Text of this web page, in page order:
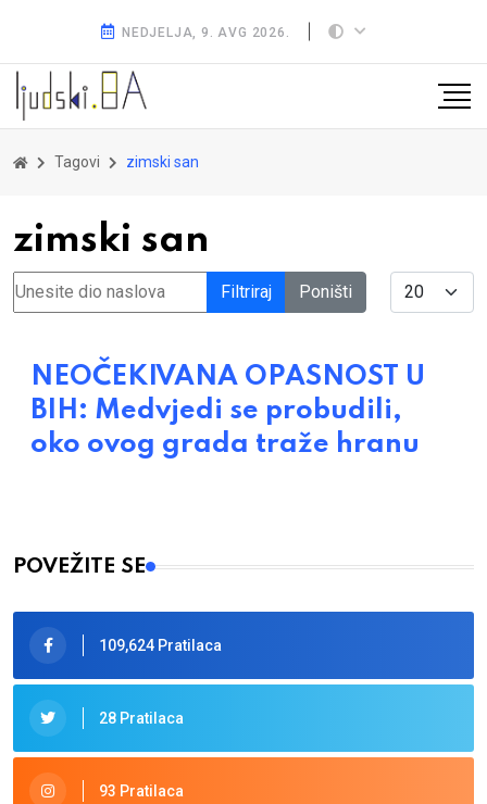
NEDJELJA, 9. AVG 2026.
Tagovi zimski san
zimski san
Unesite dio naslova Filtriraj Poništi Display #
NEOČEKIVANA OPASNOST U
BIH: Medvjedi se probudili,
oko ovog grada traže hranu
POVEŽITE SE
109,624 Pratilaca
28 Pratilaca
93 Pratilaca